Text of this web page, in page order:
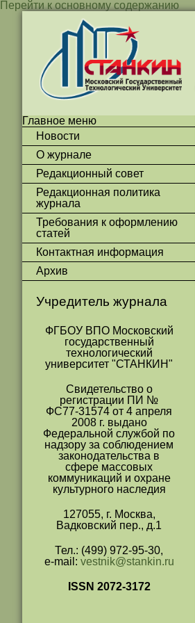
Перейти к основному содержанию
Главное меню
Новости
О журнале
Редакционный совет
Редакционная политика
журнала
Требования к оформлению
статей
Контактная информация
Архив
Учредитель журнала
ФГБОУ ВПО Московский
государственный
технологический
университет "СТАНКИН"
Свидетельство о
регистрации ПИ №
ФС77-31574 от 4 апреля
2008 г. выдано
Федеральной службой по
надзору за соблюдением
законодательства в
сфере массовых
коммуникаций и охране
культурного наследия
127055, г. Москва,
Вадковский пер., д.1
Тел.: (499) 972-95-30,
e-mail: vestnik@stankin.ru
ISSN 2072-3172